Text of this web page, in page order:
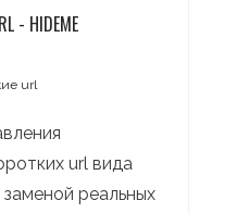
- HIDEME
url
url вида
реальных